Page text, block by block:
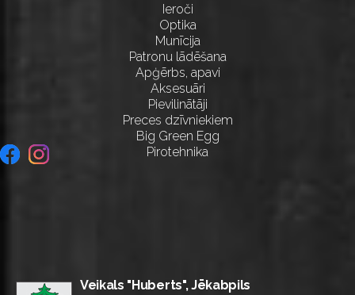
Ieroči
Optika
Munīcija
Patronu lādēšana
Apģērbs, apavi
Aksesuāri
Pievilinātāji
Preces dzīvniekiem
Big Green Egg
Pirotehnika
Veikals "Huberts", Jēkabpils